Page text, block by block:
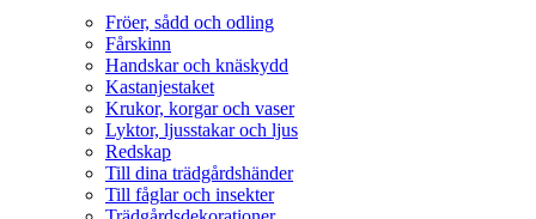
Fröer, sådd och odling
Fårskinn
Handskar och knäskydd
Kastanjestaket
Krukor, korgar och vaser
Lyktor, ljusstakar och ljus
Redskap
Till dina trädgårdshänder
Till fåglar och insekter